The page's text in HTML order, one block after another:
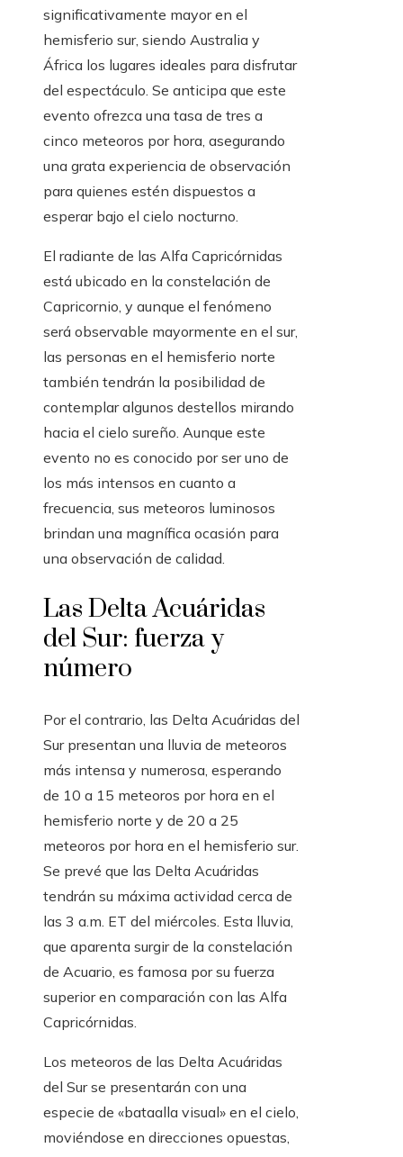
significativamente mayor en el
hemisferio sur, siendo Australia y
África los lugares ideales para disfrutar
del espectáculo. Se anticipa que este
evento ofrezca una tasa de tres a
cinco meteoros por hora, asegurando
una grata experiencia de observación
para quienes estén dispuestos a
esperar bajo el cielo nocturno.
El radiante de las Alfa Capricórnidas
está ubicado en la constelación de
Capricornio, y aunque el fenómeno
será observable mayormente en el sur,
las personas en el hemisferio norte
también tendrán la posibilidad de
contemplar algunos destellos mirando
hacia el cielo sureño. Aunque este
evento no es conocido por ser uno de
los más intensos en cuanto a
frecuencia, sus meteoros luminosos
brindan una magnífica ocasión para
una observación de calidad.
Las Delta Acuáridas
del Sur: fuerza y
número
Por el contrario, las Delta Acuáridas del
Sur presentan una lluvia de meteoros
más intensa y numerosa, esperando
de 10 a 15 meteoros por hora en el
hemisferio norte y de 20 a 25
meteoros por hora en el hemisferio sur.
Se prevé que las Delta Acuáridas
tendrán su máxima actividad cerca de
las 3 a.m. ET del miércoles. Esta lluvia,
que aparenta surgir de la constelación
de Acuario, es famosa por su fuerza
superior en comparación con las Alfa
Capricórnidas.
Los meteoros de las Delta Acuáridas
del Sur se presentarán con una
especie de «bataalla visual» en el cielo,
moviéndose en direcciones opuestas,